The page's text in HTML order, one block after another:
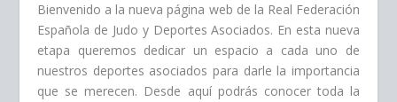
Bienvenido a la nueva página web de la Real Federación
Española de Judo y Deportes Asociados. En esta nueva
etapa queremos dedicar un espacio a cada uno de
nuestros deportes asociados para darle la importancia
que se merecen. Desde aquí podrás conocer toda la